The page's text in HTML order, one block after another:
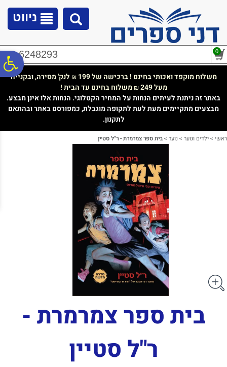
נגישות
ניווט
02-6248293 0
משלוח מוקפד ואכותי בחינם ! ברכישה של 199 ₪ לנק' מסירה, ובקנייה
מעל 249
₪משלוח בחינם עד הבית !
באתר זה ניתנת לעיתים הנחות על המחיר הקטלוגי. הנחות אלו אינן מבצע.
מבצעים מתקיימים מעת לעת לתקופה מוגבלת, כמפורסם באתר ובהתאם
לתקנון.
ראשי >ילדים ונוער > נוער >בית ספר צמרמרת - ר"ל סטיין
בית ספר צמרמרת -
ר"ל סטיין